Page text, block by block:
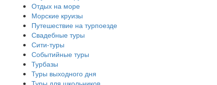
Отдых на море
Морские круизы
Путешествие на турпоезде
Свадебные туры
Сити-туры
Событийные туры
Турбазы
Туры выходного дня
Туры для школьников